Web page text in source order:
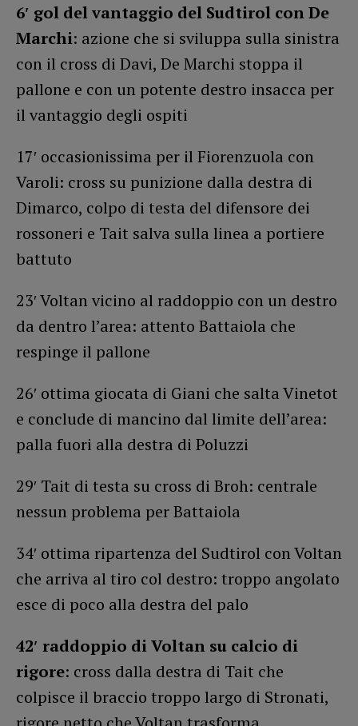
6′ gol del vantaggio del Sudtirol con De
Marchi: azione che si sviluppa sulla sinistra
con il cross di Davi, De Marchi stoppa il
pallone e con un potente destro insacca per
il vantaggio degli ospiti
17′ occasionissima per il Fiorenzuola con
Varoli: cross su punizione dalla destra di
Dimarco, colpo di testa del difensore dei
rossoneri e Tait salva sulla linea a portiere
battuto
23′ Voltan vicino al raddoppio con un destro
da dentro l’area: attento Battaiola che
respinge il pallone
26′ ottima giocata di Giani che salta Vinetot
e conclude di mancino dal limite dell’area:
palla fuori alla destra di Poluzzi
29′ Tait di testa su cross di Broh: centrale
nessun problema per Battaiola
34′ ottima ripartenza del Sudtirol con Voltan
che arriva al tiro col destro: troppo angolato
esce di poco alla destra del palo
42′ raddoppio di Voltan su calcio di
rigore: cross dalla destra di Tait che
colpisce il braccio troppo largo di Stronati,